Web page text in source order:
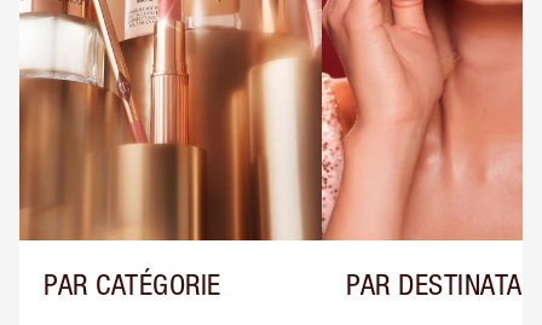
PAR CATÉGORIE PAR